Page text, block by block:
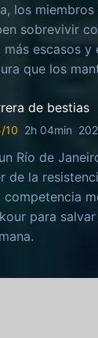
los
sobrevivir
más escasos y
que los
de bestias
2h 04min
Río de
de la
competencia
para